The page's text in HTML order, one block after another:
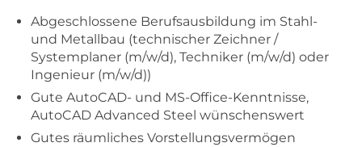
Abgeschlossene Berufsausbildung im Stahl-
und Metallbau (technischer Zeichner /
Systemplaner (m/w/d), Techniker (m/w/d) oder
Ingenieur (m/w/d))
Gute AutoCAD- und MS-Office-Kenntnisse,
AutoCAD Advanced Steel wünschenswert
Gutes räumliches Vorstellungsvermögen